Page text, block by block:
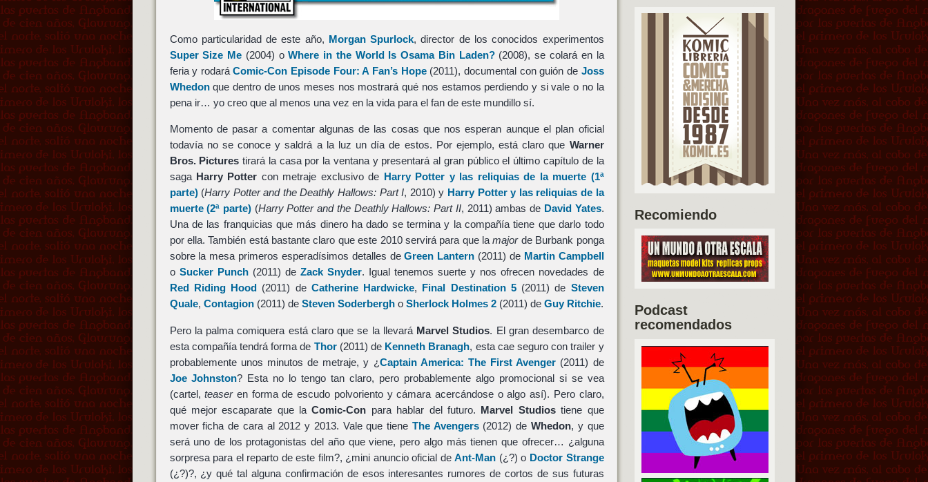
Como particularidad de este año, Morgan Spurlock, director de los conocidos experimentos
Super Size Me (2004) oWhere in the World Is Osama Bin Laden?(2008), se colará en la
feria y rodaráComic-Con Episode Four: A Fan’s Hope(2011), documental con guión de Joss
Whedonque dentro de unos meses nos mostrará qué nos estamos perdiendo y si vale o no la
pena ir… yo creo que al menos una vez en la vida para el fan de este mundillo sí.
Momento de pasar a comentar algunas de las cosas que nos esperan aunque el plan oficial
todavía no se conoce y saldrá a la luz un día de estos. Por ejemplo, está claro que Warner
Bros. Pictures tirará la casa por la ventana y presentará al gran público el último capítulo de la
saga Harry Potter con metraje exclusivo de Harry Potter y las reliquias de la muerte (1ª
parte)(Harry Potter and the Deathly Hallows: Part I, 2010) y Harry Potter y las reliquias de la
muerte (2ª parte) (Harry Potter and the Deathly Hallows: Part II, 2011) ambas de David Yates.
Una de las franquicias que más dinero ha dado se termina y la compañía tiene que darlo todo
por ella. También está bastante claro que este 2010 servirá para que lamajorde Burbank ponga
sobre la mesa primeros esperadísimos detalles deGreen Lantern (2011) de Martin Campbell
o Sucker Punch(2011) de Zack Snyder. Igual tenemos suerte y nos ofrecen novedades de
Red Riding Hood (2011) de Catherine Hardwicke, Final Destination 5(2011) de Steven
Quale, Contagion(2011) de Steven Soderbergho Sherlock Holmes 2(2011) de Guy Ritchie.
Pero la palma comiquera está claro que se la llevará Marvel Studios. El gran desembarco de
esta compañía tendrá forma de Thor(2011) de Kenneth Branagh, esta cae seguro con trailer y
probablemente unos minutos de metraje, y ¿Captain America: The First Avenger (2011) de
Joe Johnston? Esta no lo tengo tan claro, pero probablemente algo promocional si se vea
(cartel,teaseren forma de escudo polvoriento y cámara acercándose o algo así). Pero claro,
qué mejor escaparate que laComic-Con para hablar del futuro. Marvel Studiostiene que
mover ficha de cara al 2012 y 2013. Vale que tiene The Avengers(2012) deWhedon, y que
será uno de los protagonistas del año que viene, pero algo más tienen que ofrecer… ¿alguna
sorpresa para el reparto de este film?, ¿mini anuncio oficial deAnt-Man (¿?) o Doctor Strange
(¿?)?, ¿y qué tal alguna confirmación de esos interesantes rumores de cortos de sus futuras
Recomiendo
Podcast
recomendados